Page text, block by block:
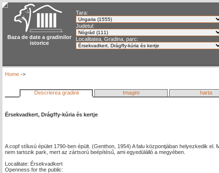
Baza de date a gradinilor
istorice
Tara:
Judetul:
Localitatea, Gradina, parc:
Home ->
Descrierea gradinii Imagini harta
Érsekvadkert, Drágffy-kúria és kertje
A copf stílusú épület 1790-ben épült. (Genthon, 1954) A falu központjában helyezkedik
nem tartozik park, mert az zártsorú beépítésű, ami egyedülálló a megyében.
Localitate: Érsekvadkert
Openness for the public: